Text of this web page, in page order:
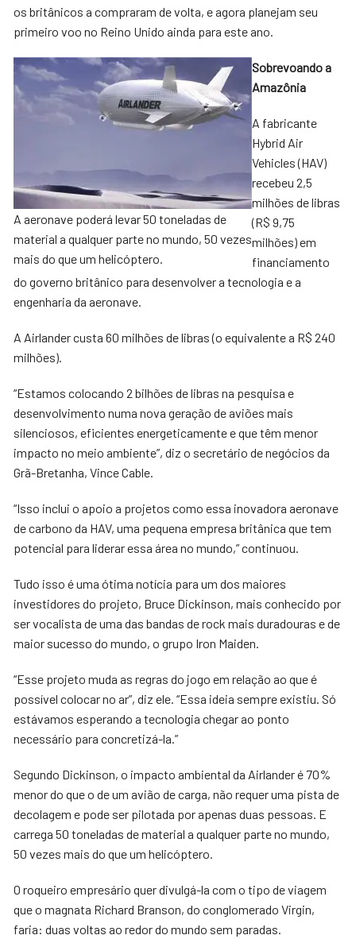
os britânicos a compraram de volta, e agora planejam seu
primeiro voo no Reino Unido ainda para este ano.
A aeronave poderá levar 50 toneladas de
material a qualquer parte no mundo, 50 vezes
mais do que um helicóptero.
Sobrevoando a
Amazônia
A fabricante
Hybrid Air
Vehicles (HAV)
recebeu 2,5
milhões de libras
(R$ 9,75
milhões) em
financiamento
do governo britânico para desenvolver a tecnologia e a
engenharia da aeronave.
A Airlander custa 60 milhões de libras (o equivalente a R$ 240
milhões).
“Estamos colocando 2 bilhões de libras na pesquisa e
desenvolvimento numa nova geração de aviões mais
silenciosos, eficientes energeticamente e que têm menor
impacto no meio ambiente”, diz o secretário de negócios da
Grã-Bretanha, Vince Cable.
“Isso inclui o apoio a projetos como essa inovadora aeronave
de carbono da HAV, uma pequena empresa britânica que tem
potencial para liderar essa área no mundo,” continuou.
Tudo isso é uma ótima notícia para um dos maiores
investidores do projeto, Bruce Dickinson, mais conhecido por
ser vocalista de uma das bandas de rock mais duradouras e de
maior sucesso do mundo, o grupo Iron Maiden.
“Esse projeto muda as regras do jogo em relação ao que é
possível colocar no ar”, diz ele. “Essa ideia sempre existiu. Só
estávamos esperando a tecnologia chegar ao ponto
necessário para concretizá-la.”
Segundo Dickinson, o impacto ambiental da Airlander é 70%
menor do que o de um avião de carga, não requer uma pista de
decolagem e pode ser pilotada por apenas duas pessoas. E
carrega 50 toneladas de material a qualquer parte no mundo,
50 vezes mais do que um helicóptero.
O roqueiro empresário quer divulgá-la com o tipo de viagem
que o magnata Richard Branson, do conglomerado Virgin,
faria: duas voltas ao redor do mundo sem paradas.